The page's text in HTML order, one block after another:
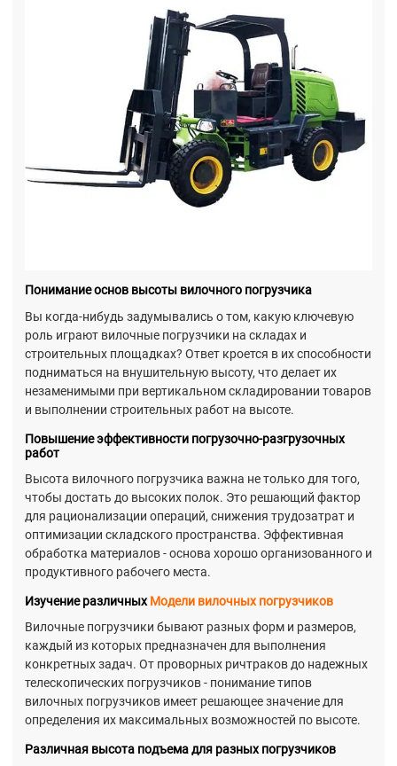
Понимание основ высоты вилочного погрузчика
Вы когда-нибудь задумывались о том, какую ключевую
роль играют вилочные погрузчики на складах и
строительных площадках? Ответ кроется в их способности
подниматься на внушительную высоту, что делает их
незаменимыми при вертикальном складировании товаров
и выполнении строительных работ на высоте.
Повышение эффективности погрузочно-разгрузочных
работ
Высота вилочного погрузчика важна не только для того,
чтобы достать до высоких полок. Это решающий фактор
для рационализации операций, снижения трудозатрат и
оптимизации складского пространства. Эффективная
обработка материалов - основа хорошо организованного и
продуктивного рабочего места.
Изучение различныхМодели вилочных погрузчиков
Вилочные погрузчики бывают разных форм и размеров,
каждый из которых предназначен для выполнения
конкретных задач. От проворных ричтраков до надежных
телескопических погрузчиков - понимание типов
вилочных погрузчиков имеет решающее значение для
определения их максимальных возможностей по высоте.
Различная высота подъема для разных погрузчиков